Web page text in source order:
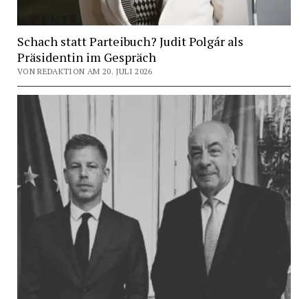
Schach statt Parteibuch? Judit Polgár als
Präsidentin im Gespräch
VON REDAKTION AM 20. JULI 2026